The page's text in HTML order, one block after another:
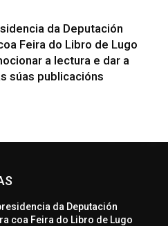
da Deputación
Feira do Libro de Lugo
a lectura e dar a
súas publicacións
da Deputación
coa Feira do Libro de Lugo